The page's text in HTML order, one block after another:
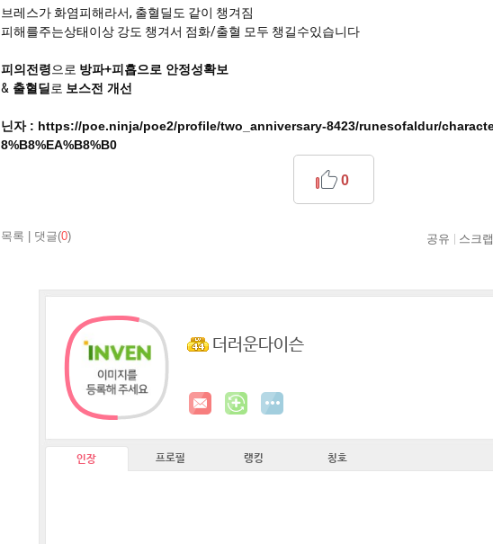
브레스가 화염피해라서, 출혈딜도 같이 챙겨짐
피해를주는상태이상 강도 챙겨서 점화/출혈 모두 챙길수있습니다
피의전령으로 방파+피흡으로 안정성확보
&출혈딜로 보스전 개선
닌자 : https://poe.ninja/poe2/profile/two_anniversary-8423/runesofaldur/
8%B8%EA%B8%B0
목록 댓글(0)
0
공유 스크랩
더러운다이슨
인장 프로필 랭킹 칭호